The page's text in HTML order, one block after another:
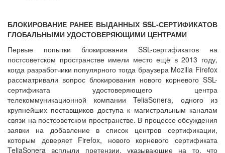
БЛОКИРОВАНИЕ РАНЕЕ ВЫДАННЫХ SSL-СЕРТИФИКАТОВ
ГЛОБАЛЬНЫМИ УДОСТОВЕРЯЮЩИМИ ЦЕНТРАМИ
Первые попытки блокирования SSL-сертификатов на
постсоветском пространстве имели место ещё в 2013 году,
когда разработчики популярного тогда браузера Mozilla Firefox
рассматривали вопрос блокирования нового корневого SSL-
сертификата удостоверяющего центра
телекоммуникационной компании TeliaSonera, одного из
крупнейших поставщиков доступа к магистральным каналам
связи на постсоветском пространстве. В процессе обсуждения
заявки на добавление в список центров сертификации,
которым доверяет Firefox, нового корневого сертификата
TeliaSonera всплыли претензии, указывающие на то, что